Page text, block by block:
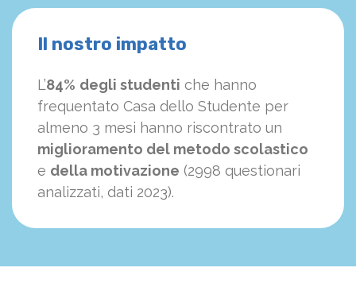
Il nostro impatto
L’84% degli studenti che hanno
frequentato Casa dello Studente per
almeno 3 mesi hanno riscontrato un
miglioramento del metodo scolastico
e della motivazione (2998 questionari
analizzati, dati 2023).